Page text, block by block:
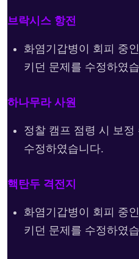
브락시스 항전
화염기갑병이 회피 중
키던 문제를 수정하였
하나무라 사원
정찰 캠프 점령 시 보
수정하였습니다.
핵탄두 격전지
화염기갑병이 회피 중
키던 문제를 수정하였